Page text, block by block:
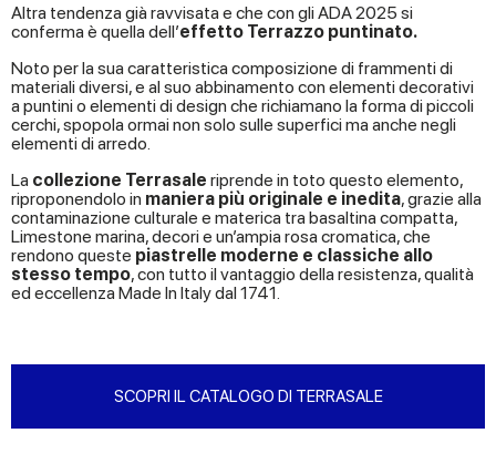
Altra tendenza già ravvisata e che con gli ADA 2025 si
conferma è quella dell’effetto Terrazzo puntinato.
Noto per la sua caratteristica composizione di frammenti di
materiali diversi, e al suo abbinamento con elementi decorativi
a puntini o elementi di design che richiamano la forma di piccoli
cerchi, spopola ormai non solo sulle superfici ma anche negli
elementi di arredo.
La collezione Terrasale riprende in toto questo elemento,
riproponendolo in maniera più originale e inedita, grazie alla
contaminazione culturale e materica tra basaltina compatta,
Limestone marina, decori e un’ampia rosa cromatica, che
rendono queste piastrelle moderne e classiche allo
stesso tempo, con tutto il vantaggio della resistenza, qualità
ed eccellenza Made In Italy dal 1741.
SCOPRI IL CATALOGO DI TERRASALE